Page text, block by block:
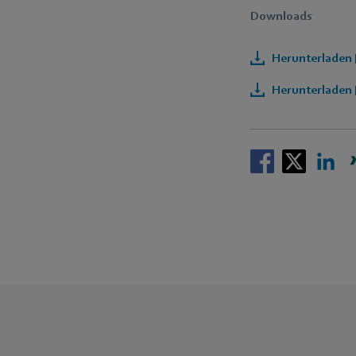
Downloads
Herunterladen
Herunterladen